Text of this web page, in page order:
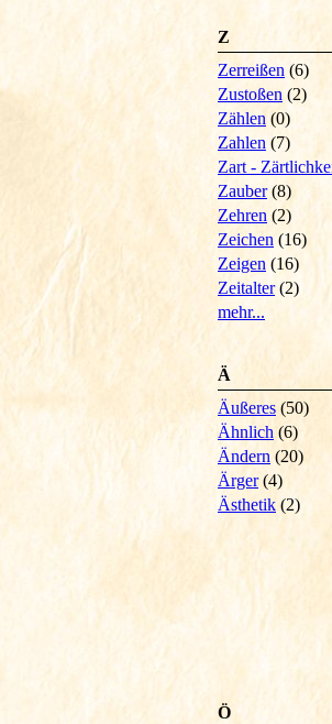
Z
Zerreißen (6)
Zustoßen (2)
Zählen (0)
Zahlen (7)
Zart -
Zauber (8)
Zehren (2)
Zeichen (16)
Zeigen (16)
Zeitalter (2)
mehr...
Ä
Äußeres (50)
Ähnlich (6)
Ändern (20)
Ärger (4)
Ästhetik (2)
Ö